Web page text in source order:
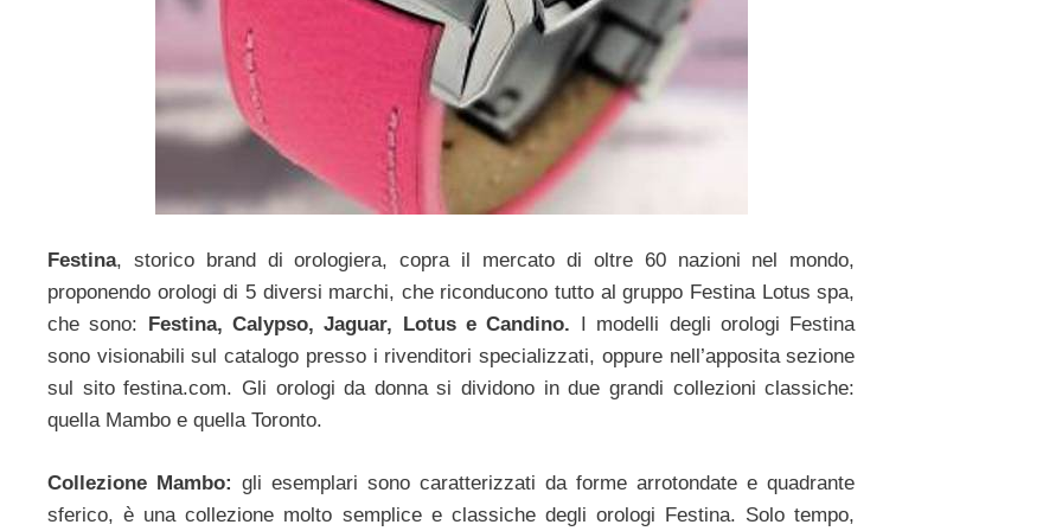
Festina, storico brand di orologiera, copra il mercato di oltre 60 nazioni nel mondo,
proponendo orologi di 5 diversi marchi, che riconducono tutto al gruppo Festina Lotus spa,
che sono: Festina, Calypso, Jaguar, Lotus e Candino. I modelli degli orologi Festina
sono visionabili sul catalogo presso i rivenditori specializzati, oppure nell’apposita sezione
sul sito festina.com. Gli orologi da donna si dividono in due grandi collezioni classiche:
quella Mambo e quella Toronto.
Collezione Mambo:gli esemplari sono caratterizzati da forme arrotondate e quadrante
sferico, è una collezione molto semplice e classiche degli orologi Festina. Solo tempo,